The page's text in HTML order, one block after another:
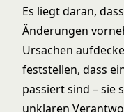
Es liegt daran,
Änderungen
Ursachen
feststellen, dass
passiert sind – sie
unklaren